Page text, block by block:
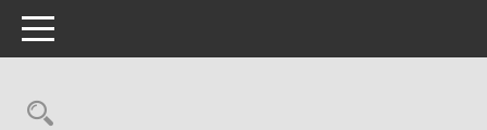
Toggle navigation